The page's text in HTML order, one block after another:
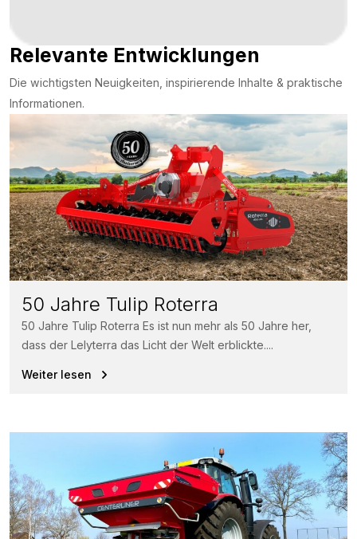
Relevante Entwicklungen
Die wichtigsten Neuigkeiten, inspirierende Inhalte & praktische
Informationen.
50 Jahre Tulip Roterra
50 Jahre Tulip Roterra Es ist nun mehr als 50 Jahre her,
dass der Lelyterra das Licht der Welt erblickte....
Weiter lesen